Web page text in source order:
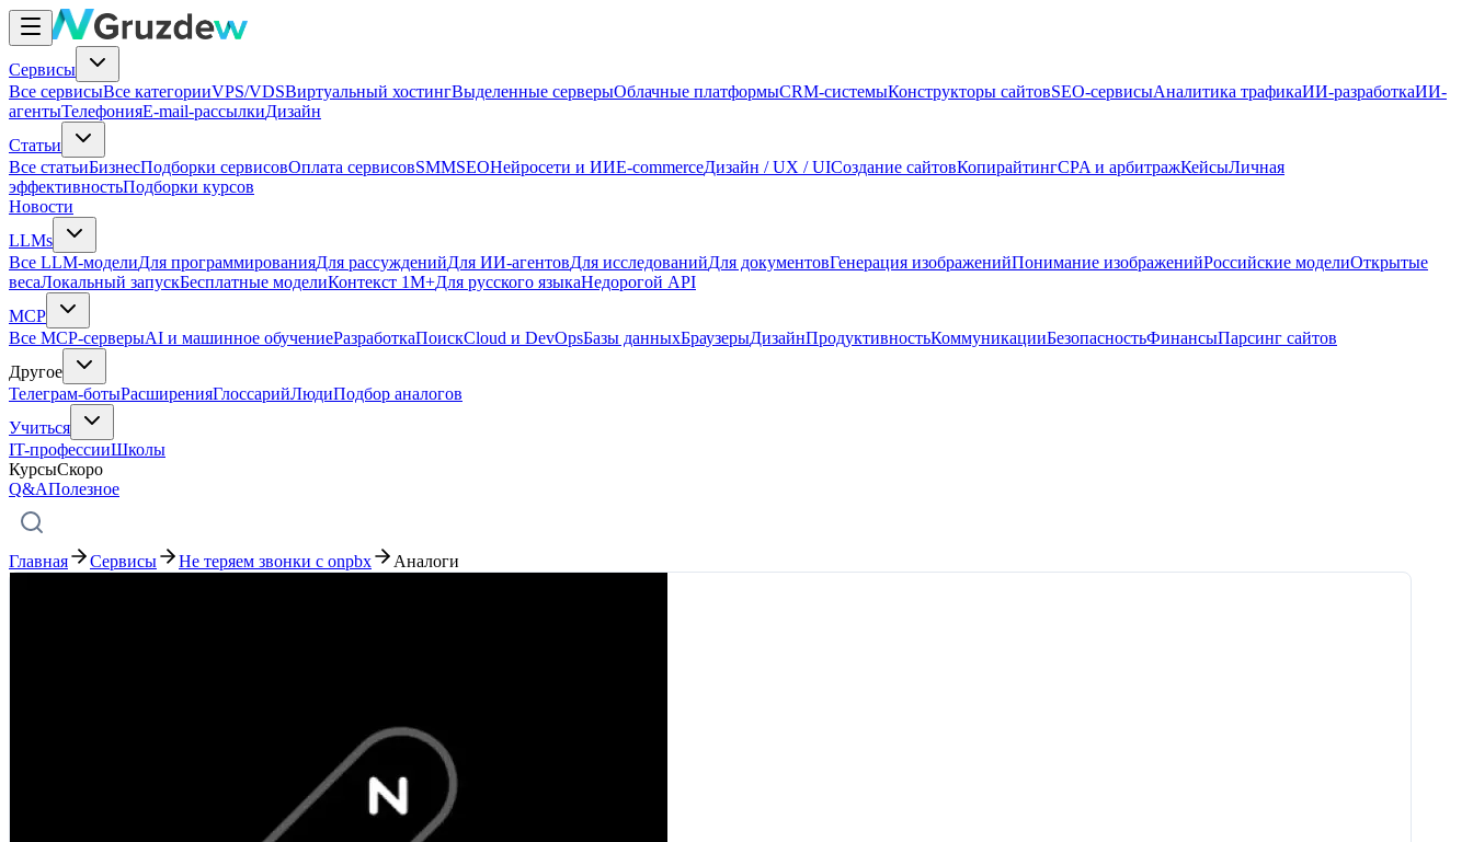
Сервисы
Все сервисыВсе категорииVPS/VDSВиртуальный хостингВыделенные серверыОблачные платформыCRM-системыКонструкторы сайтовSEO-сервисыАналитика трафикаИИ-разработкаИИ-
агентыТелефонияE-mail-рассылкиДизайн
Статьи
Все статьиБизнесПодборки сервисовОплата сервисовSMMSEOНейросети и ИИE-commerceДизайн / UX / UIСоздание сайтовКопирайтингCPA и арбитражКейсыЛичная
эффективностьПодборки курсов
Новости
LLMs
Все LLM-моделиДля программированияДля рассужденийДля ИИ-агентовДля исследованийДля документовГенерация изображенийПонимание изображенийРоссийские моделиОткрытые
весаЛокальный запускБесплатные моделиКонтекст 1M+Для русского языкаНедорогой API
MCP
Все MCP-серверыAI и машинное обучениеРазработкаПоискCloud и DevOpsБазы данныхБраузерыДизайнПродуктивностьКоммуникацииБезопасностьФинансыПарсинг сайтов
Другое
Телеграм-ботыРасширенияГлоссарийЛюдиПодбор аналогов
Учиться
IT-профессииШколы
КурсыСкоро
Q&AПолезное
Главная Сервисы Не теряем звонки с onpbx Аналоги